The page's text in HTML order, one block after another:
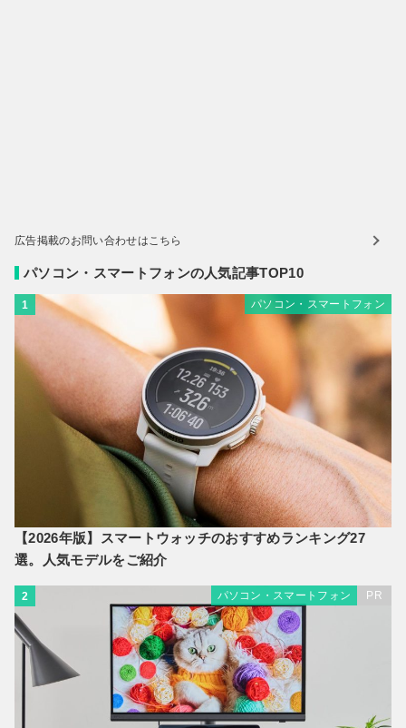
広告掲載のお問い合わせはこちら
パソコン・スマートフォンの人気記事TOP10
1 パソコン・スマートフォン
【2026年版】スマートウォッチのおすすめランキング27
選。人気モデルをご紹介
2 パソコン・スマートフォン PR